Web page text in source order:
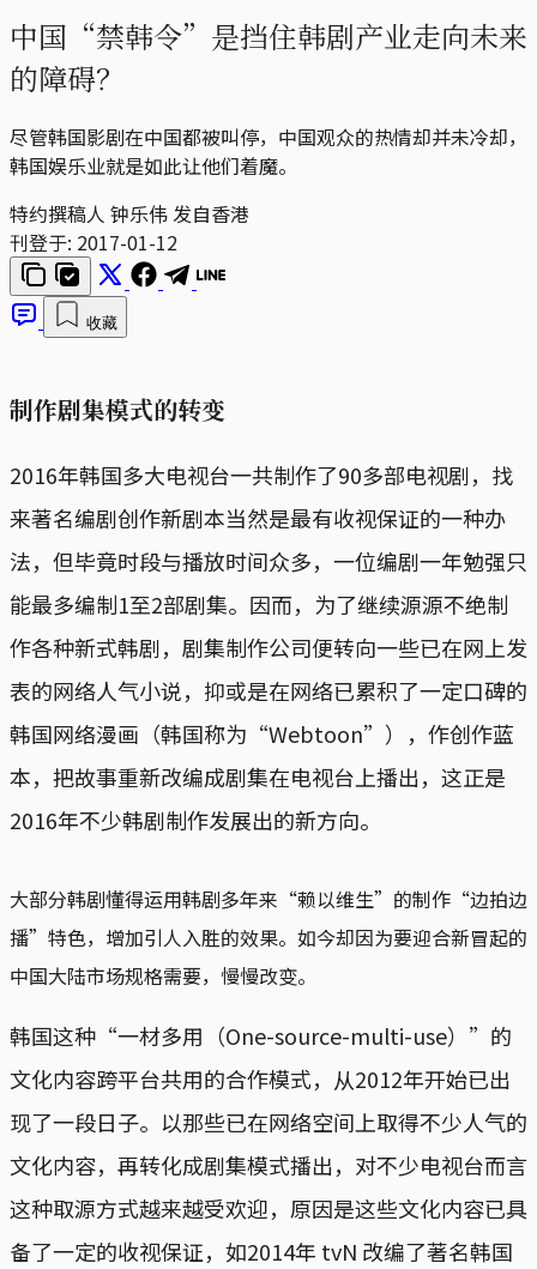
中国“禁韩令”是挡住韩剧产业走向未来
的障碍？
尽管韩国影剧在中国都被叫停，中国观众的热情却并未冷却，
韩国娱乐业就是如此让他们着魔。
特约撰稿人 钟乐伟 发自香港
刊登于: 2017-01-12
收藏
制作剧集模式的转变
2016年韩国多大电视台一共制作了90多部电视剧，找
来著名编剧创作新剧本当然是最有收视保证的一种办
法，但毕竟时段与播放时间众多，一位编剧一年勉强只
能最多编制1至2部剧集。因而，为了继续源源不绝制
作各种新式韩剧，剧集制作公司便转向一些已在网上发
表的网络人气小说，抑或是在网络已累积了一定口碑的
韩国网络漫画（韩国称为“Webtoon”），作创作蓝
本，把故事重新改编成剧集在电视台上播出，这正是
2016年不少韩剧制作发展出的新方向。
大部分韩剧懂得运用韩剧多年来“赖以维生”的制作“边拍边
播”特色，增加引人入胜的效果。如今却因为要迎合新冒起的
中国大陆市场规格需要，慢慢改变。
韩国这种“一材多用（One-source-multi-use）”的
文化内容跨平台共用的合作模式，从2012年开始已出
现了一段日子。以那些已在网络空间上取得不少人气的
文化内容，再转化成剧集模式播出，对不少电视台而言
这种取源方式越来越受欢迎，原因是这些文化内容已具
备了一定的收视保证，如2014年 tvN 改编了著名韩国